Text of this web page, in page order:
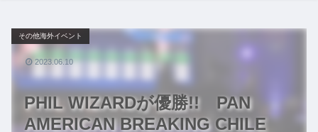
PHIL WIZARDが優勝!! PAN
AMERICAN BREAKING CHILE
その他海外イベント
2023.06.10